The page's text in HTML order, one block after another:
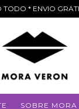
* ENVIO
SOBRE MORA